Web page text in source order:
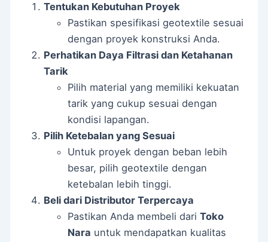
Tentukan Kebutuhan Proyek
Pastikan spesifikasi geotextile sesuai
dengan proyek konstruksi Anda.
Perhatikan Daya Filtrasi dan Ketahanan
Tarik
Pilih material yang memiliki kekuatan
tarik yang cukup sesuai dengan
kondisi lapangan.
Pilih Ketebalan yang Sesuai
Untuk proyek dengan beban lebih
besar, pilih geotextile dengan
ketebalan lebih tinggi.
Beli dari Distributor Terpercaya
Pastikan Anda membeli dariToko
Nara untuk mendapatkan kualitas